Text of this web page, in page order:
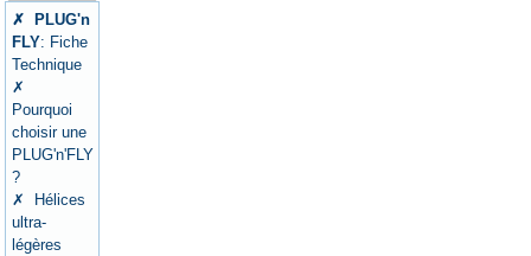
✗ PLUG'n
FLY: Fiche
Technique
✗
Pourquoi
choisir une
PLUG'n'FLY
?
✗ Hélices
ultra-
légères